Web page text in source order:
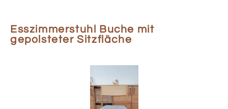
Esszimmerstuhl Buche mit
gepolsteter Sitzfläche